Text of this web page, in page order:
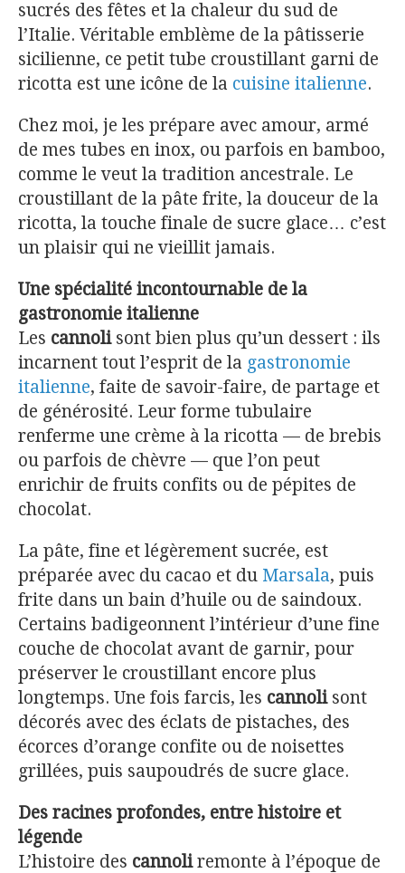
sucrés des fêtes et la chaleur du sud de
l’Italie. Véritable emblème de la pâtisserie
sicilienne, ce petit tube croustillant garni de
ricotta est une icône de la cuisine italienne.
Chez moi, je les prépare avec amour, armé
de mes tubes en inox, ou parfois en bamboo,
comme le veut la tradition ancestrale. Le
croustillant de la pâte frite, la douceur de la
ricotta, la touche finale de sucre glace… c’est
un plaisir qui ne vieillit jamais.
Une spécialité incontournable de la
gastronomie italienne
Les cannolisont bien plus qu’un dessert : ils
incarnent tout l’esprit de la gastronomie
italienne, faite de savoir-faire, de partage et
de générosité. Leur forme tubulaire
renferme une crème à la ricotta — de brebis
ou parfois de chèvre — que l’on peut
enrichir de fruits confits ou de pépites de
chocolat.
La pâte, fine et légèrement sucrée, est
préparée avec du cacao et du Marsala, puis
frite dans un bain d’huile ou de saindoux.
Certains badigeonnent l’intérieur d’une fine
couche de chocolat avant de garnir, pour
préserver le croustillant encore plus
longtemps. Une fois farcis, les cannolisont
décorés avec des éclats de pistaches, des
écorces d’orange confite ou de noisettes
grillées, puis saupoudrés de sucre glace.
Des racines profondes, entre histoire et
légende
L’histoire des cannoliremonte à l’époque de